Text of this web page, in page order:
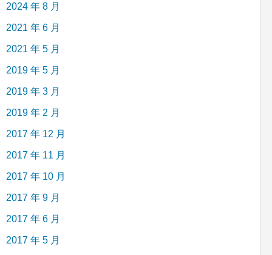
2024 年 8 月
2021 年 6 月
2021 年 5 月
2019 年 5 月
2019 年 3 月
2019 年 2 月
2017 年 12 月
2017 年 11 月
2017 年 10 月
2017 年 9 月
2017 年 6 月
2017 年 5 月